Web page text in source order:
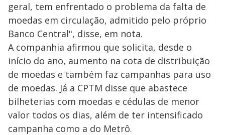
geral, tem enfrentado o problema da falta de
moedas em circulação, admitido pelo próprio
Banco Central", disse, em nota.
A companhia afirmou que solicita, desde o
início do ano, aumento na cota de distribuição
de moedas e também faz campanhas para uso
de moedas. Já a CPTM disse que abastece
bilheterias com moedas e cédulas de menor
valor todos os dias, além de ter intensificado
campanha como a do Metrô.